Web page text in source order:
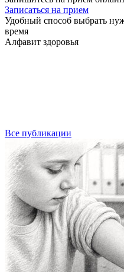
Записаться на прием
Удобный способ выбрать
время
Алфавит здоровья
Все публикации